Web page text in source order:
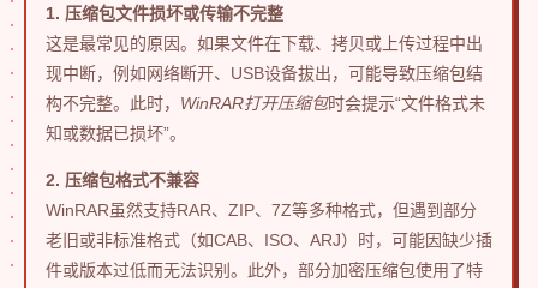
1. 压缩包文件损坏或传输不完整
这是最常见的原因。如果文件在下载、拷贝或上传过程中出
现中断，例如网络断开、USB设备拔出，可能导致压缩包结
构不完整。此时， WinRAR打开压缩包时会提示“文件格式未
知或数据已损坏”。
2. 压缩包格式不兼容
WinRAR虽然支持RAR、ZIP、7Z等多种格式，但遇到部分
老旧或非标准格式（如CAB、ISO、ARJ）时，可能因缺少插
件或版本过低而无法识别。此外，部分加密压缩包使用了特